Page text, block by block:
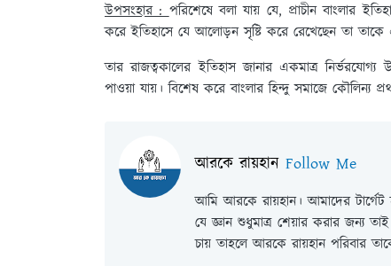
উপসংহার :পরিশেষে বলা যায় যে, প্রাচীন বাংলার
করে ইতিহাসে যে আলোড়ন সৃষ্টি করে রেখেছেন তা তাকে
তার রাজত্বকালের ইতিহাস জানার একমাত্র
পাওয়া যায়। বিশেষ করে বাংলার হিন্দু সমাজে কৌলিন্য
আরকে রায়হান Follow Me
আমি আরকে রায়হান। আমাদের টার্গেট
যে জ্ঞান শুধুমাত্র শেয়ার করার জন্য
চায় তাহলে আরকে রায়হান পরিবার